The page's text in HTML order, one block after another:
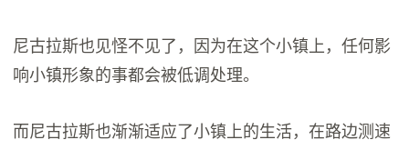
尼古拉斯也见怪不见了，因为在这个小镇上，任何影
响小镇形象的事都会被低调处理。
而尼古拉斯也渐渐适应了小镇上的生活，在路边测速